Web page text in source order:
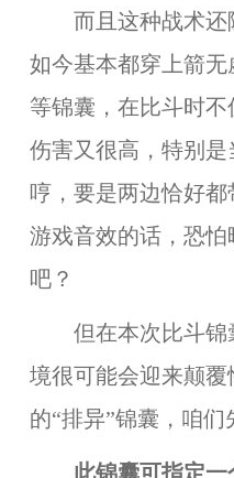
而且这种战术还
如今基本都穿上箭
等锦囊，在比斗时
伤害又很高，特别
哼，要是两边恰好
游戏音效的话，恐
吧？
但在本次比斗锦
境很可能会迎来颠
的“排异”锦囊，咱们
此锦囊可指定